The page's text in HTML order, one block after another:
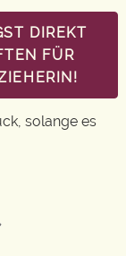
DIREKT
FÜR
solange es